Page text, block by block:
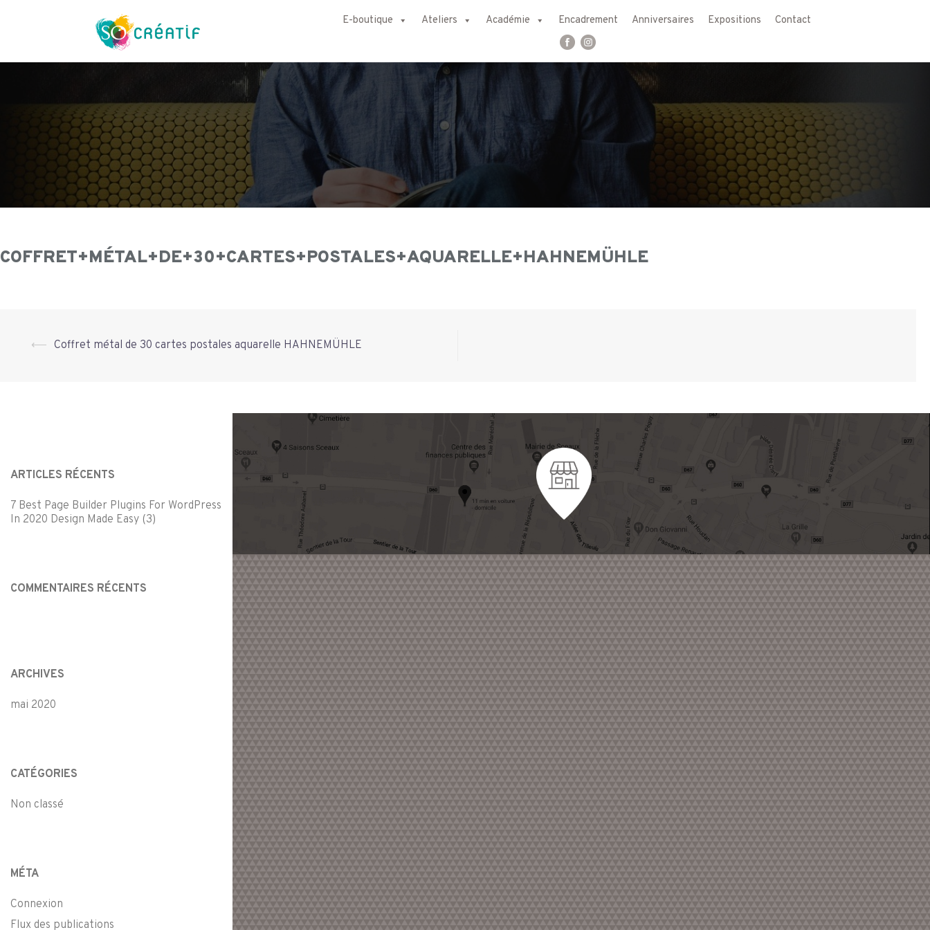
E-boutique Ateliers Académie Encadrement Anniversaires Expositions Contact
COFFRET+MÉTAL+DE+30+CARTES+POSTALES+AQUARELLE+HAHNEMÜHLE
Navigation
⟵ Coffret métal de 30 cartes postales aquarelle HAHNEMÜHLE
ARTICLES RÉCENTS
7 Best Page Builder Plugins For WordPress
In 2020 Design Made Easy (3)
COMMENTAIRES RÉCENTS
ARCHIVES
mai 2020
CATÉGORIES
Non classé
MÉTA
Connexion
Flux des publications